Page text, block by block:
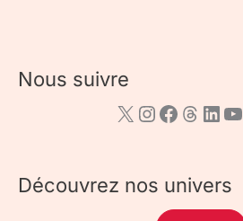
Nous suivre
Découvrez nos univers